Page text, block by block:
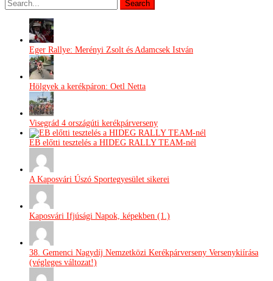
Eger Rallye: Merényi Zsolt és Adamcsek István
Hölgyek a kerékpáron: Oetl Netta
Visegrád 4 országúti kerékpárverseny
EB előtti tesztelés a HIDEG RALLY TEAM-nél
A Kaposvári Úszó Sportegyesület sikerei
Kaposvári Ifjúsági Napok, képekben (1.)
38. Gemenci Nagydíj Nemzetközi Kerékpárverseny Versenykiírása
(végleges változat!)